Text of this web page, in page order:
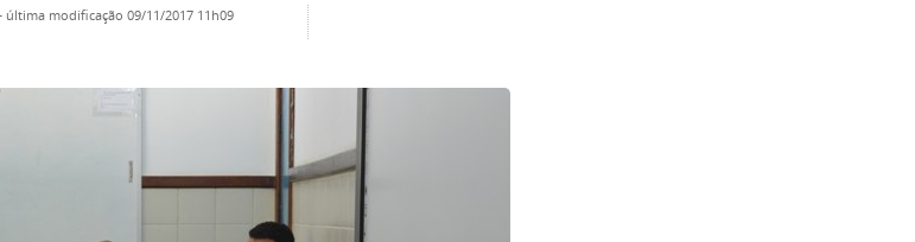
última modificação 09/11/2017 11h09